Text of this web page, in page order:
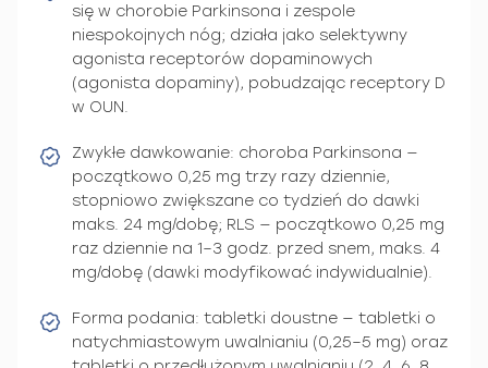
się w chorobie Parkinsona i zespole
niespokojnych nóg; działa jako selektywny
agonista receptorów dopaminowych
(agonista dopaminy), pobudzając receptory D
w OUN.
Zwykłe dawkowanie: choroba Parkinsona —
początkowo 0,25 mg trzy razy dziennie,
stopniowo zwiększane co tydzień do dawki
maks. 24 mg/dobę; RLS — początkowo 0,25 mg
raz dziennie na 1–3 godz. przed snem, maks. 4
mg/dobę (dawki modyfikować indywidualnie).
Forma podania: tabletki doustne — tabletki o
natychmiastowym uwalnianiu (0,25–5 mg) oraz